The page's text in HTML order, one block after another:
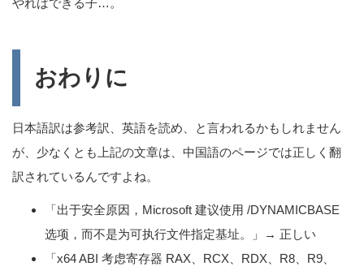
やればできる子…。
おわりに
日本語訳は参考訳、英語を読め、と言われるかもしれません
が、少なくとも上記の文章は、中国語のページでは正しく翻
訳されているんですよね。
「出于安全原因，Microsoft 建议使用 /DYNAMICBASE
选项，而不是为可执行文件指定基址。」→ 正しい
「x64 ABI 考虑寄存器 RAX、RCX、RDX、R8、R9、